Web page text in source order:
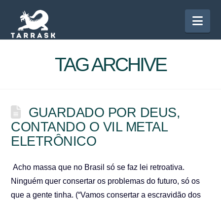
TAG ARCHIVE
GUARDADO POR DEUS,
CONTANDO O VIL METAL
ELETRÔNICO
Acho massa que no Brasil só se faz lei retroativa.
Ninguém quer consertar os problemas do futuro, só os
que a gente tinha. (“Vamos consertar a escravidão dos